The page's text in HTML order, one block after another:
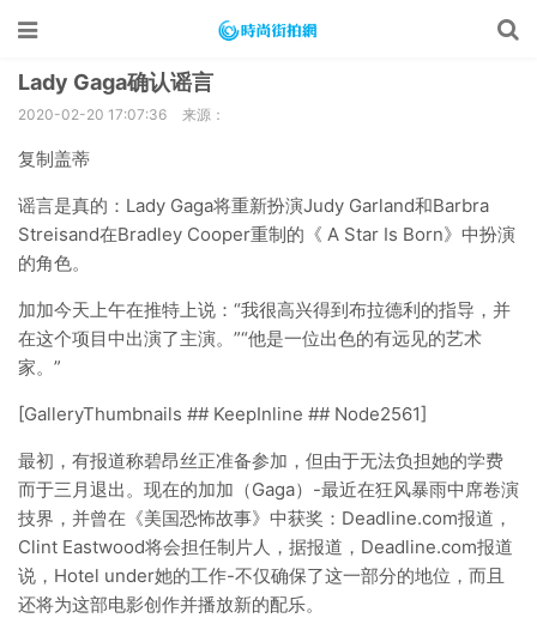
Lady Gaga确认谣言
2020-02-20 17:07:36 来源：
复制盖蒂
谣言是真的：Lady Gaga将重新扮演Judy Garland和Barbra
Streisand在Bradley Cooper重制的《 A Star Is Born》中扮演
的角色。
加加今天上午在推特上说：“我很高兴得到布拉德利的指导，并
在这个项目中出演了主演。”“他是一位出色的有远见的艺术
家。”
[GalleryThumbnails ## KeepInline ## Node2561]
最初，有报道称碧昂丝正准备参加，但由于无法负担她的学费
而于三月退出。现在的加加（Gaga）-最近在狂风暴雨中席卷演
技界，并曾在《美国恐怖故事》中获奖：Deadline.com报道，
Clint Eastwood将会担任制片人，据报道，Deadline.com报道
说，Hotel under她的工作-不仅确保了这一部分的地位，而且
还将为这部电影创作并播放新的配乐。